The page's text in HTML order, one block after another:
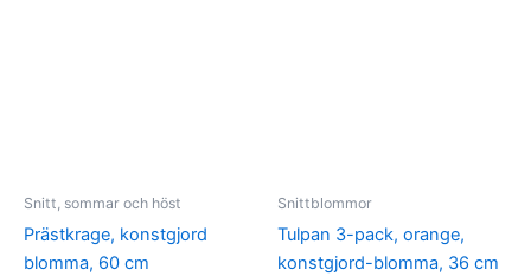
Snitt, sommar och höst
Prästkrage, konstgjord
blomma, 60 cm
Snittblommor
Tulpan 3-pack, orange,
konstgjord-blomma, 36 cm